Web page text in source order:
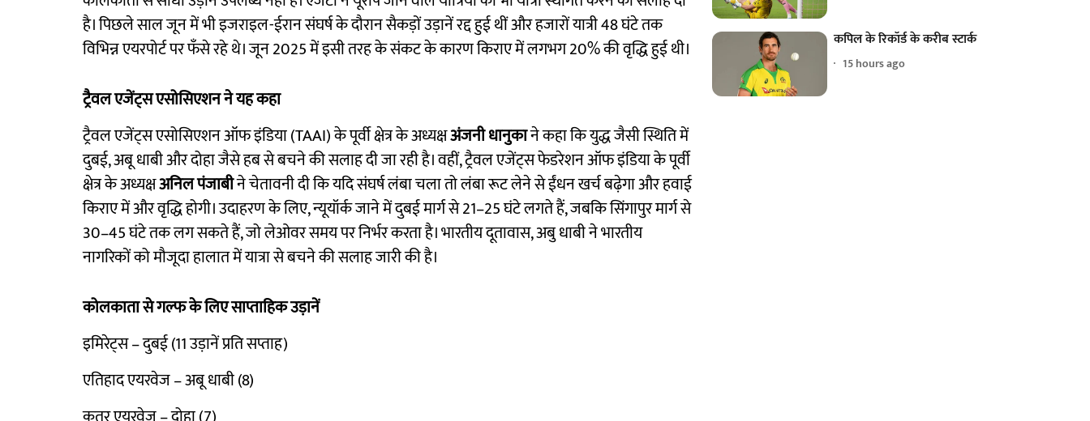
है। पिछले साल जून में भी इजराइल-ईरान संघर्ष के दौरान सैकड़ों उड़ानें रद्द हुई थीं और हजारों यात्री 48 घंटे तक
विभिन्न एयरपोर्ट पर फँसे रहे थे। जून 2025 में इसी तरह के संकट के कारण किराए में लगभग 20% की वृद्धि हुई थी।
ट्रैवल एजेंट्स एसोसिएशन ने यह कहा
ट्रैवल एजेंट्स एसोसिएशन ऑफ इंडिया (TAAI) के पूर्वी क्षेत्र के अध्यक्षअंजनी धानुकाने कहा कि युद्ध जैसी स्थिति में
दुबई, अबू धाबी और दोहा जैसे हब से बचने की सलाह दी जा रही है। वहीं, ट्रैवल एजेंट्स फेडरेशन ऑफ इंडिया के पूर्वी
क्षेत्र के अध्यक्षअनिल पंजाबीने चेतावनी दी कि यदि संघर्ष लंबा चला तो लंबा रूट लेने से ईंधन खर्च बढ़ेगा और हवाई
किराए में और वृद्धि होगी। उदाहरण के लिए, न्यूयॉर्क जाने में दुबई मार्ग से 21–25 घंटे लगते हैं, जबकि सिंगापुर मार्ग से
30–45 घंटे तक लग सकते हैं, जो लेओवर समय पर निर्भर करता है। भारतीय दूतावास, अबु धाबी ने भारतीय
नागरिकों को मौजूदा हालात में यात्रा से बचने की सलाह जारी की है।
कोलकाता से गल्फ के लिए साप्ताहिक उड़ानें
इमिरेट्स – दुबई (11 उड़ानें प्रति सप्ताह)
एतिहाद एयरवेज – अबू धाबी (8)
कपिल के रिकॉर्ड के करीब स्टार्क
15 hours ago